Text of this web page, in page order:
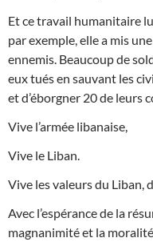
Et ce travail humanitaire
par exemple, elle a mis
ennemis. Beaucoup de
eux tués en sauvant les
et d’éborgner 20 de leurs
Vive l’armée libanaise,
Vive le Liban.
Vive les valeurs du Liban,
Avec l’espérance de la
magnanimité et la